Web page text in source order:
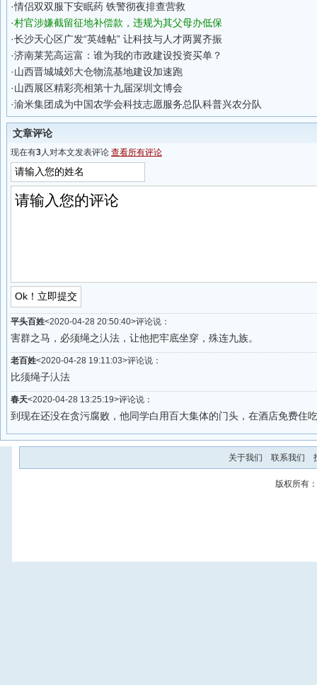
·情侣双双服下安眠药 铁警彻夜排查营救
·村官涉嫌截留征地补偿款，违规为其父母办低保
·长沙天心区广发“英雄帖” 让科技与人才两翼齐振
·济南莱芜高运富：谁为我的市政建设投资买单？
·山西晋城城郊大仓物流基地建设加速跑
·山西展区精彩亮相第十九届深圳文博会
·渝米集团成为中国农学会科技志愿服务总队科普兴农分队
文章评论
现在有3人对本文发表评论 查看所有评论
平头百姓<2020-04-28 20:50:40>评论说：
害群之马，必须绳之汄法，让他把牢底坐穿，殊连九族。
老百姓<2020-04-28 19:11:03>评论说：
比须绳子汄法
春天<2020-04-28 13:25:19>评论说：
到现在还没在贪污腐败，他同学白用百大集体的门头，在酒店免费住吃
关于我们 联系我们
版权所有：